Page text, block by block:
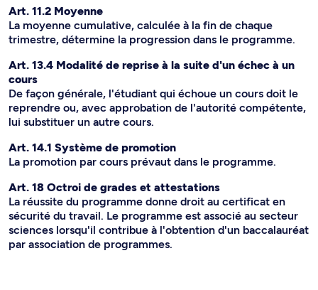
Art. 11.2 Moyenne
La moyenne cumulative, calculée à la fin de chaque
trimestre, détermine la progression dans le programme.
Art. 13.4 Modalité de reprise à la suite d'un échec à un
cours
De façon générale, l'étudiant qui échoue un cours doit le
reprendre ou, avec approbation de l'autorité compétente,
lui substituer un autre cours.
Art. 14.1 Système de promotion
La promotion par cours prévaut dans le programme.
Art. 18 Octroi de grades et attestations
La réussite du programme donne droit au certificat en
sécurité du travail. Le programme est associé au secteur
sciences lorsqu'il contribue à l'obtention d'un baccalauréat
par association de programmes.